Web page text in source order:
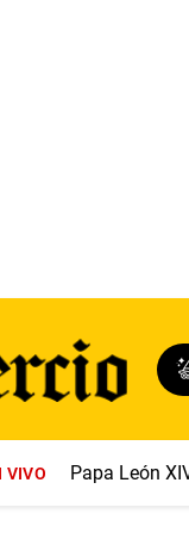
VIVO Papa León